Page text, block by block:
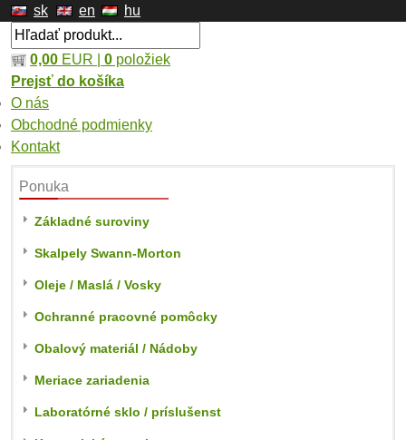
sk en hu
0,00 EUR | 0 položiek
Prejsť do košíka
O nás
Obchodné podmienky
Kontakt
Ponuka
Základné suroviny
Skalpely Swann-Morton
Oleje / Maslá / Vosky
Ochranné pracovné pomôcky
Obalový materiál / Nádoby
Meriace zariadenia
Laboratórné sklo / príslušenst